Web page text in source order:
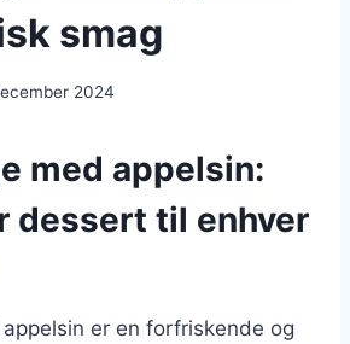
smag
2024
med appelsin:
dessert til enhver
er en forfriskende og